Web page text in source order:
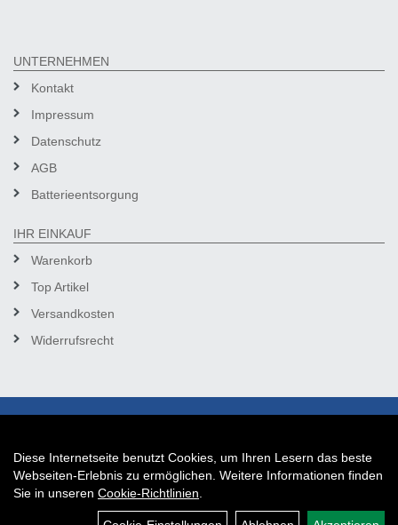
UNTERNEHMEN
Kontakt
Impressum
Datenschutz
AGB
Batterieentsorgung
IHR EINKAUF
Warenkorb
Top Artikel
Versandkosten
Widerrufsrecht
Diese Internetseite benutzt Cookies, um Ihren Lesern das beste
Webseiten-Erlebnis zu ermöglichen. Weitere Informationen finden
Sie in unseren Cookie-Richtlinien
Auftrag widerrufen